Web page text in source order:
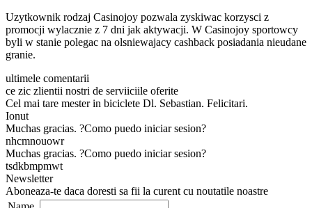
Uzytkownik rodzaj Casinojoy pozwala zyskiwac korzysci z
promocji wylacznie z 7 dni jak aktywacji. W Casinojoy sportowcy
byli w stanie polegac na olsniewajacy cashback posiadania nieudane
granie.
ultimele comentarii
ce zic zlientii nostri de serviiciile oferite
Cel mai tare mester in biciclete Dl. Sebastian. Felicitari.
Ionut
Muchas gracias. ?Como puedo iniciar sesion?
nhcmnouowr
Muchas gracias. ?Como puedo iniciar sesion?
tsdkbmpmwt
Newsletter
Aboneaza-te daca doresti sa fii la curent cu noutatile noastre